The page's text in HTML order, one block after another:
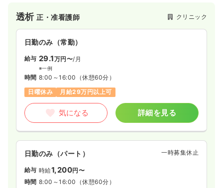
透析正・准看護師 クリニック
日勤のみ（常勤）
給与 29.1万円〜/月
※一例
時間 8:00～16:00 （休憩60分）
日曜休み
月給29万円以上可
気になる 詳細を見る
日勤のみ（パート） 一時募集休止
給与 時給1,200円〜
時間 8:00～16:00 （休憩60分）